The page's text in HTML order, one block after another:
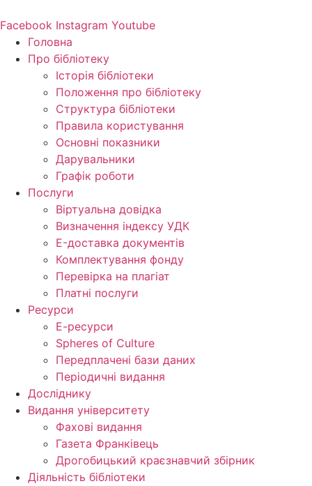
до
вмісту
Facebook Instagram Youtube
Головна
Про бібліотеку
Історія бібліотеки
Положення про бібліотеку
Структура бібліотеки
Правила користування
Основні показники
Дарувальники
Графік роботи
Послуги
Віртуальна довідка
Визначення індексу УДК
E-доставка документів
Комплектування фонду
Перевірка на плагіат
Платні послуги
Ресурси
Е-ресурси
Spheres of Culture
Передплачені бази даних
Періодичні видання
Досліднику
Видання університету
Фахові видання
Газета Франківець
Дрогобицький краєзнавчий збірник
Діяльність бібліотеки